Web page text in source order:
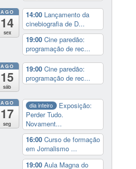
AGO
14
sex
14:00 Lançamento da
cinebiografia de D...
19:00 Cine paredão:
programação de rec...
AGO
15
sáb
19:00 Cine paredão:
programação de rec...
AGO
17
seg
dia inteiro
Exposição:
Perder Tudo.
Novament...
16:00 Curso de formação
em Jornalismo ...
19:00 Aula Magna do